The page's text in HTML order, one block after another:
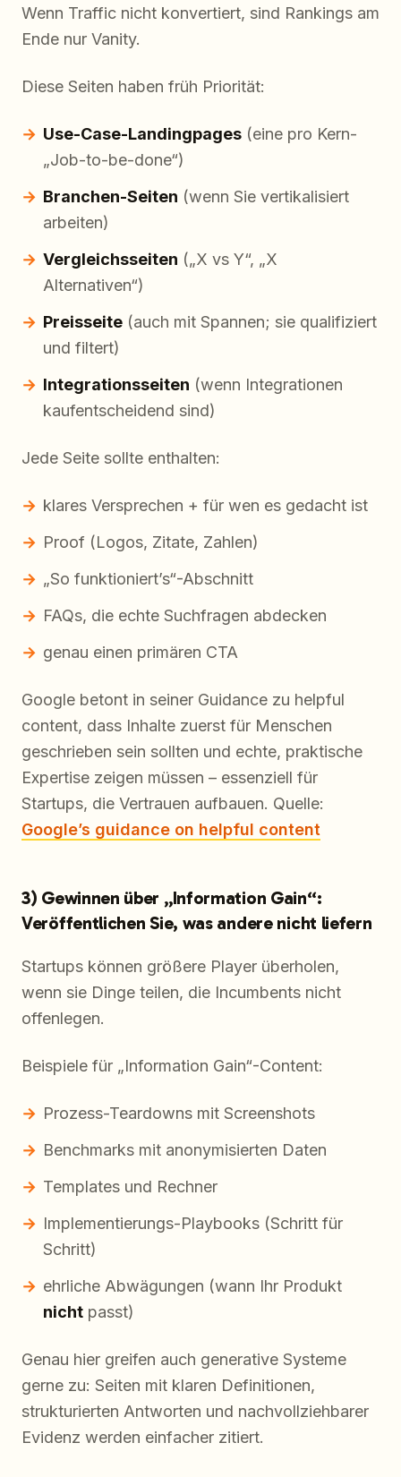
Wenn Traffic nicht konvertiert, sind Rankings am
Ende nur Vanity.
Diese Seiten haben früh Priorität:
Use-Case-Landingpages (eine pro Kern-
„Job-to-be-done“)
Branchen-Seiten (wenn Sie vertikalisiert
arbeiten)
Vergleichsseiten („X vs Y“, „X
Alternativen“)
Preisseite (auch mit Spannen; sie qualifiziert
und filtert)
Integrationsseiten (wenn Integrationen
kaufentscheidend sind)
Jede Seite sollte enthalten:
klares Versprechen + für wen es gedacht ist
Proof (Logos, Zitate, Zahlen)
„So funktioniert’s“-Abschnitt
FAQs, die echte Suchfragen abdecken
genau einen primären CTA
Google betont in seiner Guidance zu helpful
content, dass Inhalte zuerst für Menschen
geschrieben sein sollten und echte, praktische
Expertise zeigen müssen – essenziell für
Startups, die Vertrauen aufbauen. Quelle:
Google’s guidance on helpful content
3) Gewinnen über „Information Gain“:
Veröffentlichen Sie, was andere nicht liefern
Startups können größere Player überholen,
wenn sie Dinge teilen, die Incumbents nicht
offenlegen.
Beispiele für „Information Gain“-Content:
Prozess-Teardowns mit Screenshots
Benchmarks mit anonymisierten Daten
Templates und Rechner
Implementierungs-Playbooks (Schritt für
Schritt)
ehrliche Abwägungen (wann Ihr Produkt
nicht passt)
Genau hier greifen auch generative Systeme
gerne zu: Seiten mit klaren Definitionen,
strukturierten Antworten und nachvollziehbarer
Evidenz werden einfacher zitiert.